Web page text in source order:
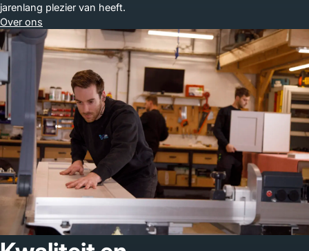
jarenlang plezier van heeft.
Over ons